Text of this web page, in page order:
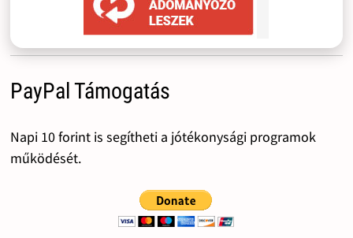
PayPal Támogatás
Napi 10 forint is segítheti a jótékonysági programok
működését.